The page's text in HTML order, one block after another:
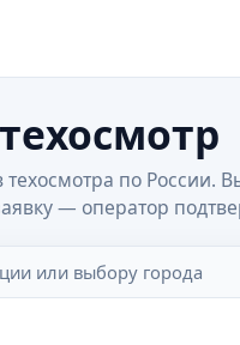
по России.
— оператор
или выбору города